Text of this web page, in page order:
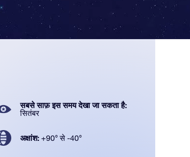
सबसे साफ़ इस समय देखा जा सकता है:
सितंबर
अक्षांश: +90° से -40°